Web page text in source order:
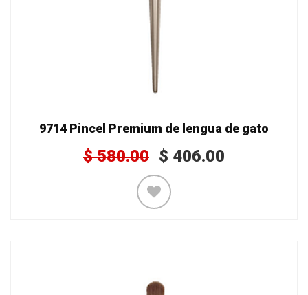
9714 Pincel Premium de lengua de gato
$580.00 $ 406.00